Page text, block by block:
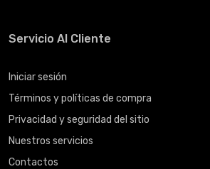
Servicio Al Cliente
Iniciar sesión
Términos y políticas de compra
Privacidad y seguridad del sitio
Nuestros servicios
Contactos